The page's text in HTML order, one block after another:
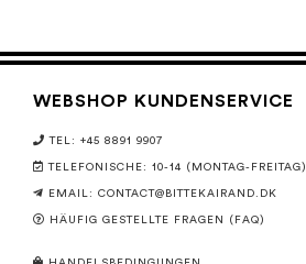
WEBSHOP KUNDENSERVICE
TEL: +45 8891 9907
TELEFONISCHE: 10-14 (MONTAG-FREITAG)
EMAIL: CONTACT@BITTEKAIRAND.DK
HÄUFIG GESTELLTE FRAGEN (FAQ)